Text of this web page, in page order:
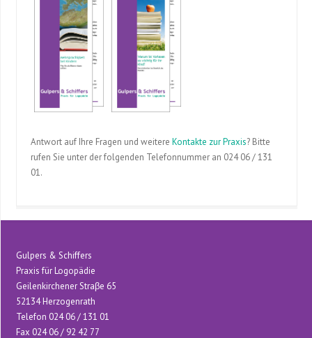
Antwort auf Ihre Fragen und weitereKontakte zur Praxis? Bitte
rufen Sie unter der folgenden Telefonnummer an 024 06 / 131
01.
Gulpers & Schiffers
Praxis für Logopädie
Geilenkirchener Straβe 65
52134 Herzogenrath
Telefon 024 06 / 131 01
Fax 024 06 / 92 42 77